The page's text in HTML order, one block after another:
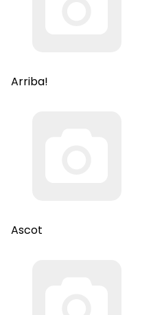
Arriba!
Ascot